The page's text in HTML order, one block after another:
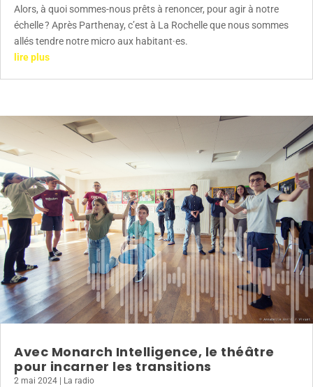
Alors, à quoi sommes-nous prêts à renoncer, pour agir à notre
échelle ? Après Parthenay, c’est à La Rochelle que nous sommes
allés tendre notre micro aux habitant·es.
lire plus
Avec Monarch Intelligence, le théâtre
pour incarner les transitions
2 mai 2024 La radio